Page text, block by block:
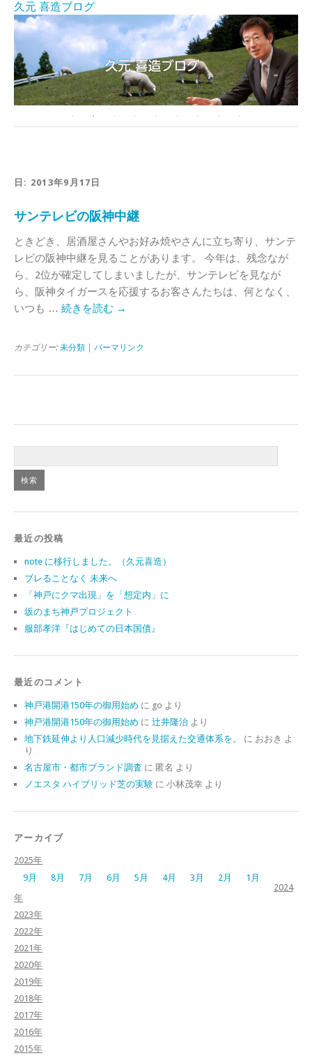
久元 喜造ブログ
日: 2013年9月17日
サンテレビの阪神中継
ときどき、居酒屋さんやお好み焼やさんに立ち寄り、サンテ
レビの阪神中継を見ることがあります。 今年は、残念なが
ら、2位が確定してしまいましたが、サンテレビを見なが
ら、阪神タイガースを応援するお客さんたちは、何となく、
いつも … 続きを読む →
カテゴリー: 未分類 パーマリンク
最近の投稿
note に移行しました。（久元喜造）
ブレることなく 未来へ
「神戸にクマ出現」を「想定内」に
坂のまち神戸プロジェクト
服部孝洋『はじめての日本国債』
最近のコメント
神戸港開港150年の御用始め に go より
神戸港開港150年の御用始め に 辻井隆治 より
地下鉄延伸より人口減少時代を見据えた交通体系を。
に おおき よ
り
名古屋市・都市ブランド調査 に 匿名 より
ノエスタ ハイブリッド芝の実験 に 小林茂幸 より
アーカイブ
2025年
9月
8月 7月 6月 5月 4月 3月 2月
1月
2024
年
2023年
2022年
2021年
2020年
2019年
2018年
2017年
2016年
2015年